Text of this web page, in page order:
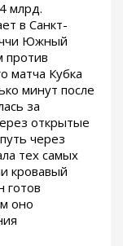
млрд.
в Санкт-
Южный
против
матча Кубка
минут после
за
открытые
через
тех самых
кровавый
готов
оно